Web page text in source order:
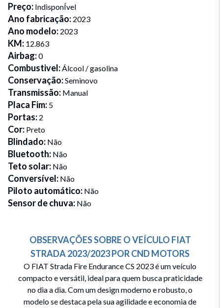
Preço: IndisponÍvel
Ano fabricação: 2023
Ano modelo: 2023
KM: 12.863
Airbag:0
Combustivel:Álcool / gasolina
Conservação:Seminovo
Transmissão: Manual
Placa Fim: 5
Portas: 2
Cor: Preto
Blindado: Não
Bluetooth: Não
Teto solar: Não
Conversível: Não
Piloto automático: Não
Sensor de chuva: Não
OBSERVAÇÕES SOBRE O VEÍCULO FIAT
STRADA2023/2023PORCND MOTORS
O FIAT Strada Fire Endurance CS 2023 é um veículo
compacto e versátil, ideal para quem busca praticidade
no dia a dia. Com um design moderno e robusto, o
modelo se destaca pela sua agilidade e economia de